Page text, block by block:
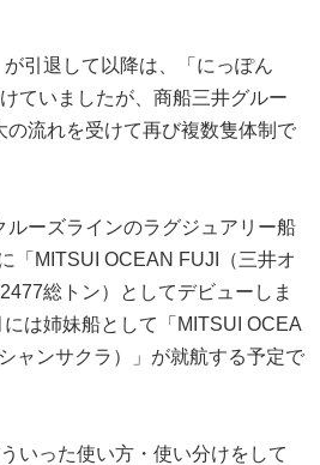
引退して以降は、「にっぽん
ていましたが、商船三井グルー
の流れを受けて再び複数隻体制で
ルーズラインのラグジュアリー船
「MITSUI OCEAN FUJI（三井オ
総トン）としてデビューしま
は姉妹船として「MITSUI OCEA
ャンサクラ）」が就航する予定で
いった使い方・使い分けをして